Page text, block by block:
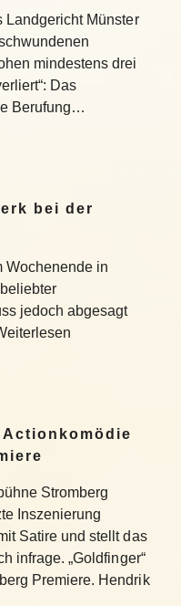
Landgericht Münster
mindestens drei
Das
Berufung…
bei der
Wochenende in
jedoch abgesagt
Stromberg
Inszenierung
Satire und stellt das
infrage. „Goldfinger“
Premiere. Hendrik